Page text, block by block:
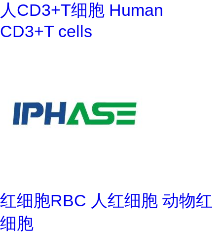
人CD3+T细胞 Human
CD3+T cells
红细胞RBC 人红细胞 动物红
细胞